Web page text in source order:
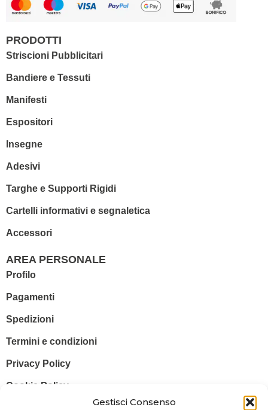
Gestisci Consenso
PRODOTTI
Striscioni Pubblicitari
Bandiere e Tessuti
Manifesti
Espositori
Insegne
Adesivi
Targhe e Supporti Rigidi
Cartelli informativi e segnaletica
Accessori
AREA PERSONALE
Profilo
Pagamenti
Spedizioni
Termini e condizioni
Privacy Policy
Cookie Policy